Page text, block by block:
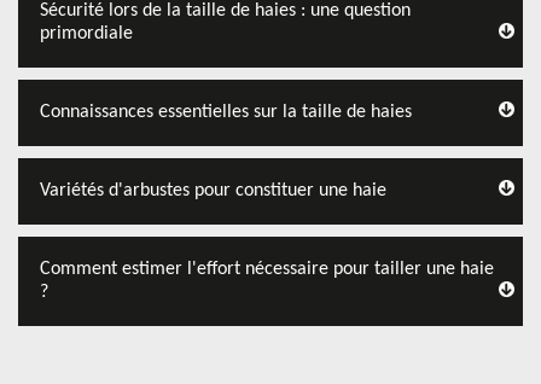
Sécurité lors de la taille de haies : une question
primordiale
Connaissances essentielles sur la taille de haies
Variétés d'arbustes pour constituer une haie
Comment estimer l'effort nécessaire pour tailler une haie
?